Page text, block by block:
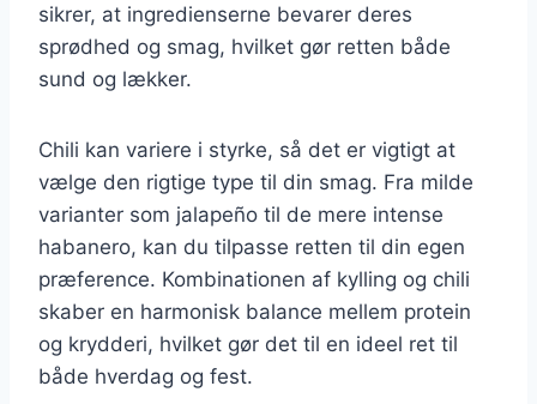
sikrer, at ingredienserne bevarer deres
sprødhed og smag, hvilket gør retten både
sund og lækker.
Chili kan variere i styrke, så det er vigtigt at
vælge den rigtige type til din smag. Fra milde
varianter som jalapeño til de mere intense
habanero, kan du tilpasse retten til din egen
præference. Kombinationen af kylling og chili
skaber en harmonisk balance mellem protein
og krydderi, hvilket gør det til en ideel ret til
både hverdag og fest.